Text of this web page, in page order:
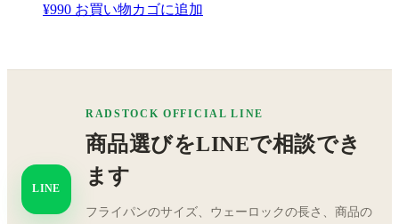
¥990 お買い物カゴに追加
LINE
RADSTOCK OFFICIAL LINE
商品選びをLINEで相談でき
ます
フライパンのサイズ、ウェーロックの長さ、商品の